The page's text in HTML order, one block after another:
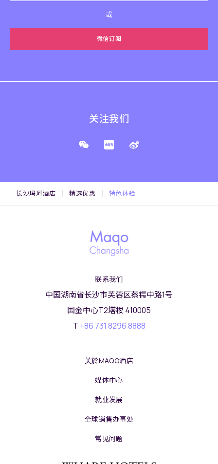
或
微信订阅
关注我们
长沙玛珂酒店 精选优惠 特色体验
联系我们
中国湖南省长沙市芙蓉区蔡锷中路1号
国金中心T2塔楼 410005
T +86 731 8296 8888
关於MAQO酒店
媒体中心
就业发展
全球销售办事处
常见问题